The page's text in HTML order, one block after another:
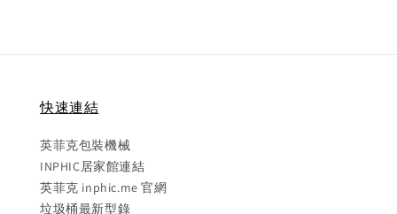
快速連結
英菲克包裝機械
INPHIC居家館連結
英菲克 inphic.me 官網
垃圾桶最新型錄